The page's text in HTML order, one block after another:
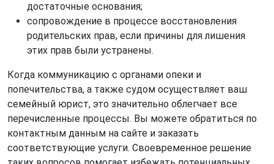
достаточные основания;
сопровождение в процессе восстановления
родительских прав, если причины для лишения
этих прав были устранены.
Когда коммуникацию с органами опеки и
попечительства, а также судом осуществляет ваш
семейный юрист, это значительно облегчает все
перечисленные процессы. Вы можете обратиться по
контактным данным на сайте и заказать
соответствующие услуги. Своевременное решение